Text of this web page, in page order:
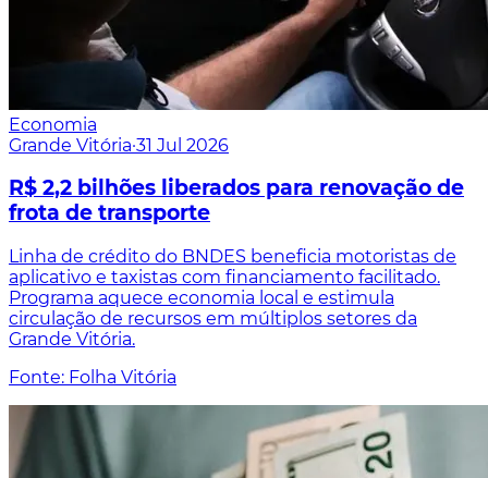
Economia
Grande Vitória·31 Jul 2026
R$ 2,2 bilhões liberados para renovação de
frota de transporte
Linha de crédito do BNDES beneficia motoristas de
aplicativo e taxistas com financiamento facilitado.
Programa aquece economia local e estimula
circulação de recursos em múltiplos setores da
Grande Vitória.
Fonte: Folha Vitória